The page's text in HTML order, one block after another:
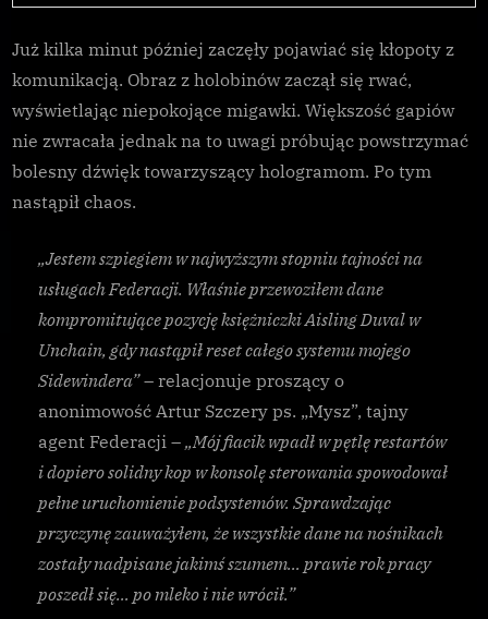
Już kilka minut później zaczęły pojawiać się kłopoty z
komunikacją. Obraz z holobinów zaczął się rwać,
wyświetlając niepokojące migawki. Większość gapiów
nie zwracała jednak na to uwagi próbując powstrzymać
bolesny dźwięk towarzyszący hologramom. Po tym
nastąpił chaos.
„Jestem szpiegiem w najwyższym stopniu tajności na
usługach Federacji. Właśnie przewoziłem dane
kompromitujące pozycję księżniczki Aisling Duval w
Unchain, gdy nastąpił reset całego systemu mojego
Sidewindera”– relacjonuje proszący o
anonimowość Artur Szczery ps. „Mysz”, tajny
agent Federacji – „Mój fiacik wpadł w pętlę restartów
i dopiero solidny kop w konsolę sterowania spowodował
pełne uruchomienie podsystemów. Sprawdzając
przyczynę zauważyłem, że wszystkie dane na nośnikach
zostały nadpisane jakimś szumem… prawie rok pracy
poszedł się… po mleko i nie wrócił.”